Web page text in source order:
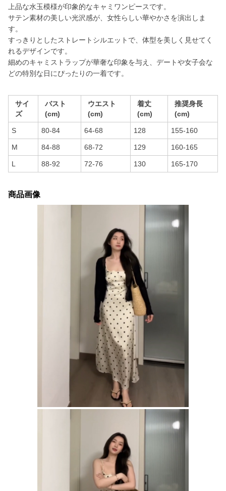
上品な水玉模様が印象的なキャミワンピースです。
サテン素材の美しい光沢感が、女性らしい華やかさを演出しま
す。
すっきりとしたストレートシルエットで、体型を美しく見せてく
れるデザインです。
細めのキャミストラップが華奢な印象を与え、デートや女子会な
どの特別な日にぴったりの一着です。
サイ
ズ
バスト
(cm)
ウエスト
(cm)
着丈
(cm)
推奨身長
(cm)
S 80-84 64-68 128 155-160
M 84-88 68-72 129 160-165
L 88-92 72-76 130 165-170
商品画像